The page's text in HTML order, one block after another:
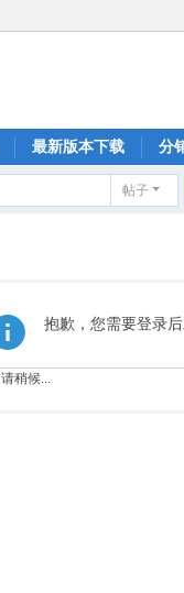
最新版本下载 分
帖子
抱歉，您需要登录
请稍候...